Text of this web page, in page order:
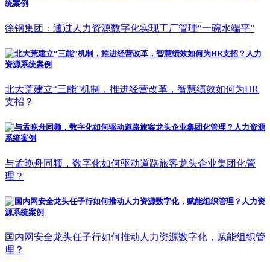
徐钢集团：通过人力资源数字化实现工厂管理“一碗水端平”
北大荒建立“三能”机制，推进经营改革，智慧绩效如何为HR
支招？
与孟晚舟同频，数字化如何驱动道路旅客龙头企业集团化管
理？
国内网安全龙头任子行如何推动人力资源数字化，赋能组织管
理？